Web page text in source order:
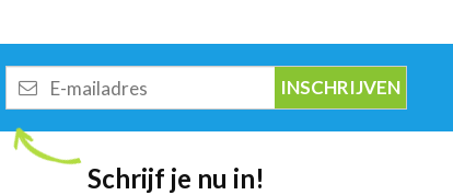
mailadres
Schrijf je nu in!